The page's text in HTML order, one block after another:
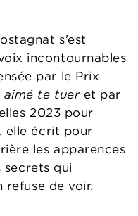
s’est
incontournables
par le Prix
aimé te tuer et par
2023 pour
, elle écrit pour
les apparences
secrets qui
refuse de voir.